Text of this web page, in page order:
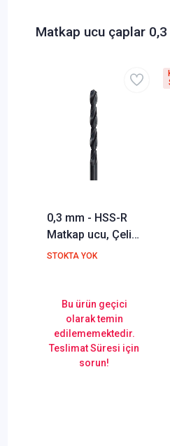
Matkap ucu çaplar
0,3 mm - HSS-R
Matkap ucu, Çelik,
Demir, Metal,
STOKTA YOK
Bu ürün geçici
olarak temin
edilememektedir.
Teslimat Süresi için
sorun!